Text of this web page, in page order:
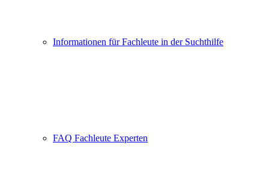
Informationen für Fachleute in der Suchthilfe
FAQ Fachleute Experten